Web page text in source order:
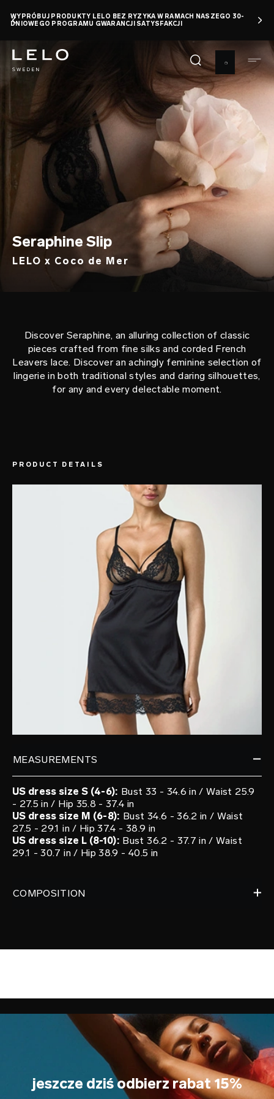
do
treści
WYPRÓBUJ PRODUKTY LELO BEZ RYZYKA W RAMACH NASZEGO 30-
DNIOWEGO PROGRAMU GWARANCJI SATYSFAKCJI
Seraphine Slip
LELO x Coco de Mer
Discover Seraphine, an alluring collection of classic
pieces crafted from fine silks and corded French
Leavers lace. Discover an achingly feminine selection of
lingerie in both traditional styles and daring silhouettes,
for any and every delectable moment.
PRODUCT DETAILS
MEASUREMENTS
US dress size S (4-6): Bust 33 - 34.6 in / Waist 25.9
- 27.5 in / Hip 35.8 - 37.4 in
US dress size M (6-8): Bust 34.6 - 36.2 in / Waist
27.5 - 29.1 in / Hip 37.4 - 38.9 in
US dress size L (8-10): Bust 36.2 - 37.7 in / Waist
29.1 - 30.7 in / Hip 38.9 - 40.5 in
COMPOSITION
jeszcze dziś odbierz rabat 15%